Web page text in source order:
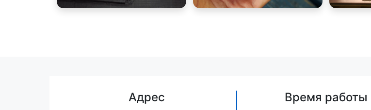
Адрес Время работы